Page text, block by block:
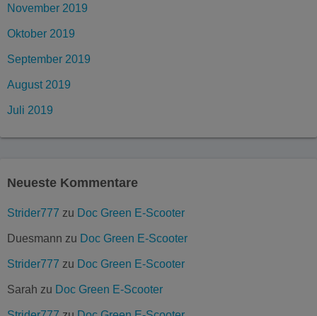
November 2019
Oktober 2019
September 2019
August 2019
Juli 2019
Neueste Kommentare
Strider777 zu Doc Green E-Scooter
Duesmann zu Doc Green E-Scooter
Strider777 zu Doc Green E-Scooter
Sarah zu Doc Green E-Scooter